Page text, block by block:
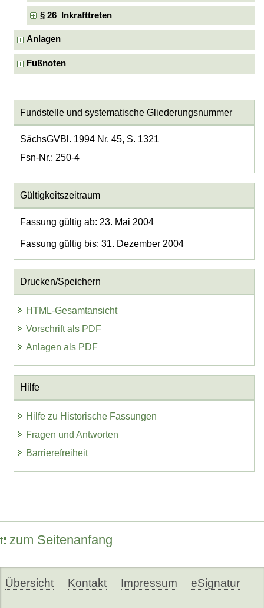
§ 26 Inkrafttreten
Anlagen
Fußnoten
Fundstelle und systematische Gliederungsnummer
SächsGVBl. 1994 Nr. 45, S. 1321
Fsn-Nr.: 250-4
Gültigkeitszeitraum
Fassung gültig ab: 23. Mai 2004
Fassung gültig bis: 31. Dezember 2004
Drucken/Speichern
HTML-Gesamtansicht
Vorschrift als PDF
Anlagen als PDF
Hilfe
Hilfe zu Historische Fassungen
Fragen und Antworten
Barrierefreiheit
zum Seitenanfang
Übersicht Kontakt Impressum eSignatur